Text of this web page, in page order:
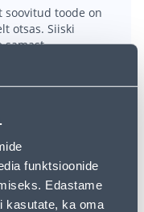
funktsioonide
Edastame
kasutate, ka oma
soovitud toode on
otsas. Siiski
samast
palju rõõmu
et leida
ostlemist!